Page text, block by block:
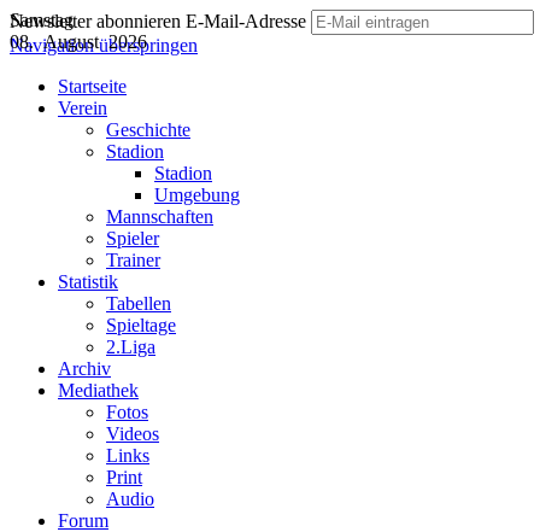
Samstag
08. August 2026
Newsletter abonnieren E-Mail-Adresse
Navigation überspringen
Startseite
Verein
Geschichte
Stadion
Stadion
Umgebung
Mannschaften
Spieler
Trainer
Statistik
Tabellen
Spieltage
2.Liga
Archiv
Mediathek
Fotos
Videos
Links
Print
Audio
Forum